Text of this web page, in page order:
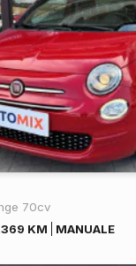
70cv
KM
MANUALE